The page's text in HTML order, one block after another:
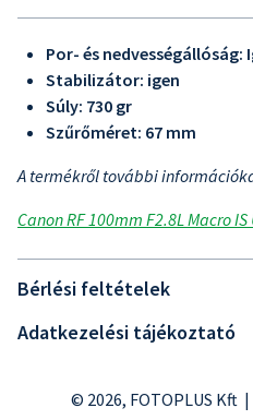
Por- és nedvességállóság:
Stabilizátor: igen
Súly: 730 gr
Szűrőméret: 67 mm
A termékről további
Canon RF 100mm F2.8L Macro IS
Bérlési feltételek
Adatkezelési tájékoztató
© 2026, FOTOPLUS Kft |